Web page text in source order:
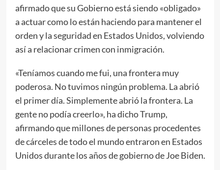
afirmado que su Gobierno está siendo «obligado»
a actuar como lo están haciendo para mantener el
orden y la seguridad en Estados Unidos, volviendo
así a relacionar crimen con inmigración.
«Teníamos cuando me fui, una frontera muy
poderosa. No tuvimos ningún problema. La abrió
el primer día. Simplemente abrió la frontera. La
gente no podía creerlo», ha dicho Trump,
afirmando que millones de personas procedentes
de cárceles de todo el mundo entraron en Estados
Unidos durante los años de gobierno de Joe Biden.